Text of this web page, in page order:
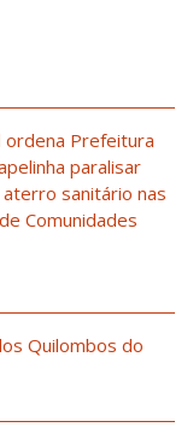
ordena Prefeitura
paralisar
sanitário nas
Comunidades
Quilombos do